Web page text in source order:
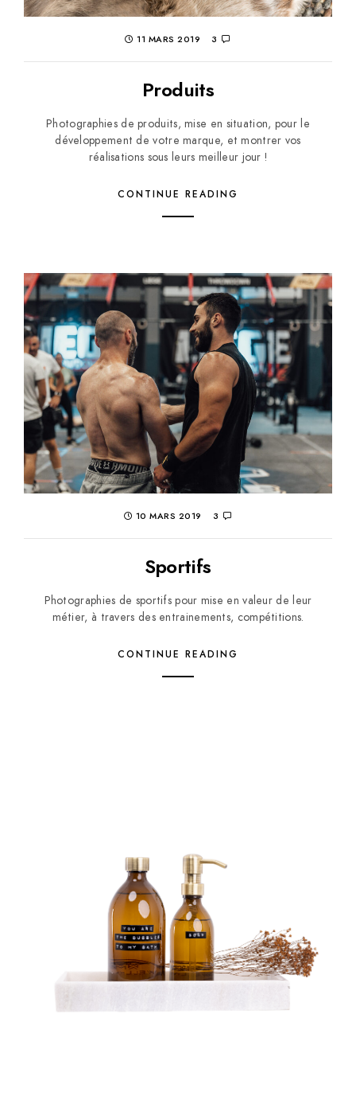
11 MARS 2019 3
Produits
Photographies de produits, mise en situation, pour le
développement de votre marque, et montrer vos
réalisations sous leurs meilleur jour !
CONTINUE READING
10 MARS 2019 3
Sportifs
Photographies de sportifs pour mise en valeur de leur
métier, à travers des entrainements, compétitions.
CONTINUE READING